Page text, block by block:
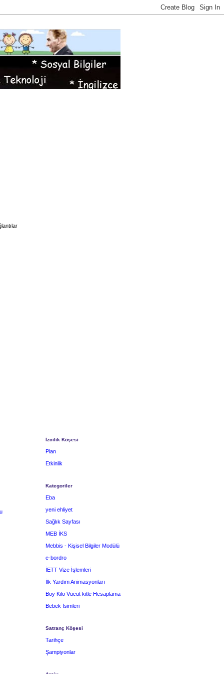
İzcilik Köşesi
Plan
Etkinlik
Kategoriler
Eba
yeni ehliyet
Sağlık Sayfası
MEB İKS
Mebbis - Kişisel Bilgiler Modülü
e-bordro
İETT Vize İşlemleri
İlk Yardım Animasyonları
Boy Kilo Vücut kitle Hesaplama
Bebek İsimleri
Satranç Köşesi
Tarihçe
Şampiyonlar